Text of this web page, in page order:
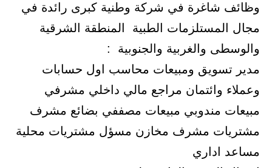
وظائف شاغرة في شركة وطنية كبرى رائدة في
مجال المستلزمات الطبية المنطقة الشرقية
والوسطى والغربية والجنوبية :
مدير تسويق ومبيعات محاسب اول حسابات
وعملاء وائتمان مراجع مالي داخلي مشرفي
مبيعات مندوبي مبيعات مصففي بضائع مشرف
مشتريات مشرف مخازن مسؤل مشتريات محلية
مساعد اداري